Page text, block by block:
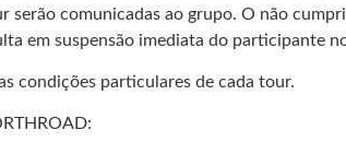
serão comunicadas ao grupo. O não
em suspensão imediata do participante
condições particulares de cada tour.